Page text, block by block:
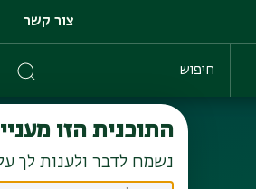
צור קשר
חיפוש
התוכנית הזו
נשמח לדבר ולענות לך